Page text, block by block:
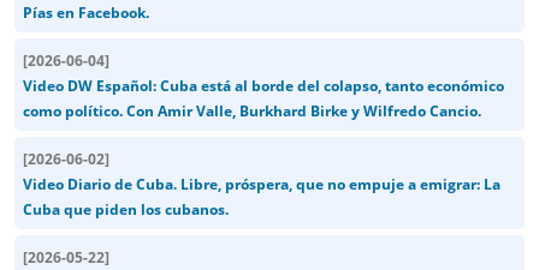
Pías en Facebook.
[2026-06-04]
Video DW Español: Cuba está al borde del colapso, tanto económico
como político. Con Amir Valle, Burkhard Birke y Wilfredo Cancio.
[2026-06-02]
Video Diario de Cuba. Libre, próspera, que no empuje a emigrar: La
Cuba que piden los cubanos.
[2026-05-22]